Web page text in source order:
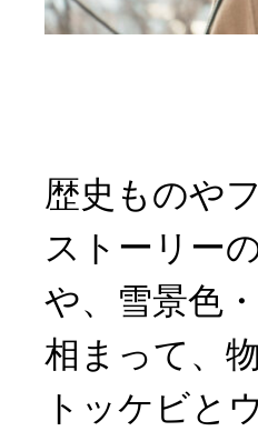
歴史ものや
ストーリー
や、雪景色
相まって、
トッケビと